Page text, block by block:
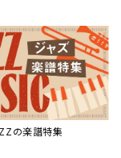
の楽譜特集